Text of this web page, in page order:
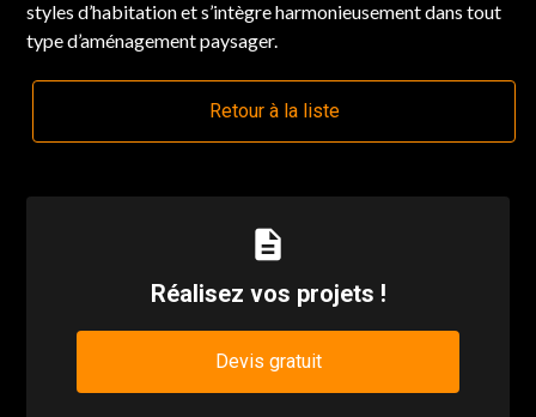
styles d’habitation et s’intègre harmonieusement dans tout
type d’aménagement paysager.
Retour à la liste
description
Réalisez vos projets !
Devis gratuit